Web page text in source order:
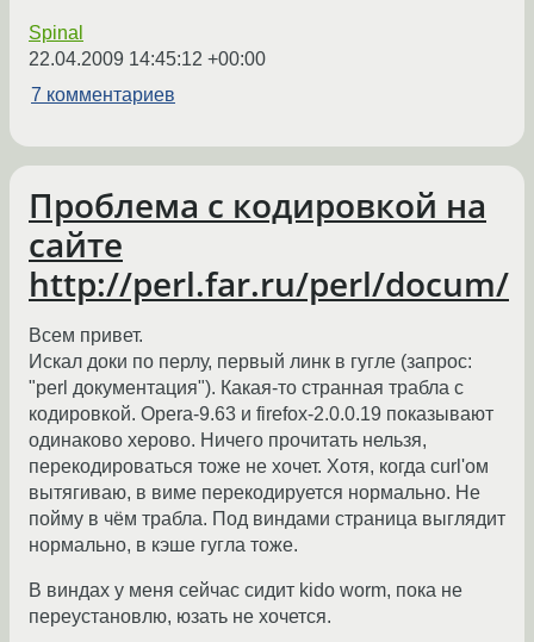
Spinal
22.04.2009 14:45:12 +00:00
7 комментариев
Проблема с кодировкой на
сайте
http://perl.far.ru/perl/docum/
Всем привет.
Искал доки по перлу, первый линк в гугле (запрос:
"perl документация"). Какая-то странная трабла с
кодировкой. Opera-9.63 и firefox-2.0.0.19 показывают
одинаково херово. Ничего прочитать нельзя,
перекодироваться тоже не хочет. Хотя, когда curl'ом
вытягиваю, в виме перекодируется нормально. Не
пойму в чём трабла. Под виндами страница выглядит
нормально, в кэше гугла тоже.
В виндах у меня сейчас сидит kido worm, пока не
переустановлю, юзать не хочется.